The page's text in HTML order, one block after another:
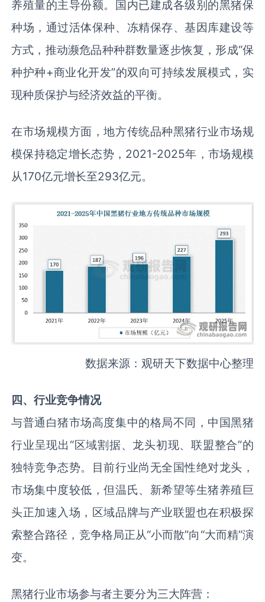
养殖量的主导份额。国内已建成各级别的黑猪保
种场，通过活体保种、冻精保存、基因库建设等
方式，推动濒危品种种群数量逐步恢复，形成“保
种护种+商业化开发”的双向可持续发展模式，实
现种质保护与经济效益的平衡。
在市场规模方面，地方传统品种黑猪行业市场规
模保持稳定增长态势，2021-2025年，市场规模
从170亿元增长至293亿元。
数据来源：观研天下数据中心整理
四、行业竞争情况
与普通白猪市场高度集中的格局不同，中国黑猪
行业呈现出“区域割据、龙头初现、联盟整合”的
独特竞争态势。目前行业尚无全国性绝对龙头，
市场集中度较低，但温氏、新希望等生猪养殖巨
头正加速入场，区域品牌与产业联盟也在积极探
索整合路径，竞争格局正从“小而散”向“大而精”演
变。
黑猪行业市场参与者主要分为三大阵营：